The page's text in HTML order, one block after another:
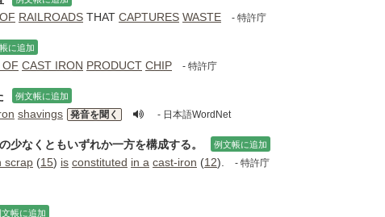
OF RAILROADS THAT CAPTURES WASTE - 特許庁
に追加
OF CAST IRON PRODUCT CHIP - 特許庁
例文帳に追加
shavings 発音を聞く - 日本語WordNet
少なくともいずれか一方を構成する。 例文帳に追加
scrap (15) is constituted in a cast-iron (12). - 特許庁
帳に追加